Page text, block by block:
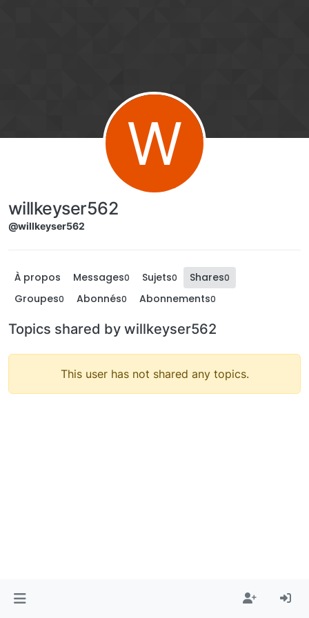
W
willkeyser562
@willkeyser562
À propos Messages0 Sujets0 Shares0
Groupes0 Abonnés0 Abonnements0
Topics shared by willkeyser562
This user has not shared any topics.